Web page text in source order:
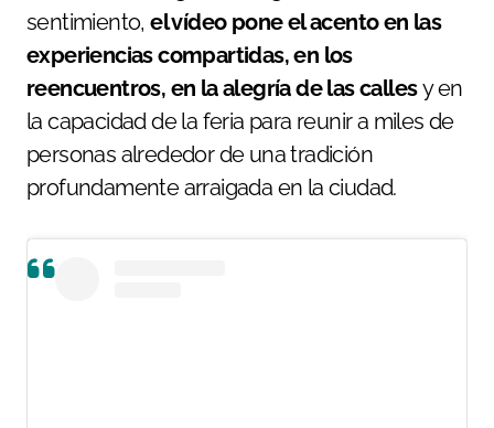
sentimiento,el vídeo pone el acento en las
experiencias compartidas, en los
reencuentros, en la alegría de las callesy en
la capacidad de la feria para reunir a miles de
personas alrededor de una tradición
profundamente arraigada en la ciudad.